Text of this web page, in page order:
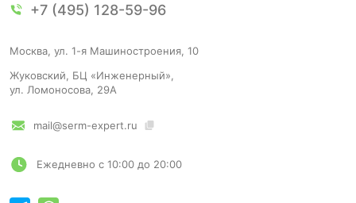
+7 (495) 128-59-96
Москва, ул. 1-я Машиностроения, 10
Жуковский, БЦ «Инженерный»,
ул. Ломоносова, 29А
mail@serm-expert.ru
Ежедневно с 10:00 до 20:00